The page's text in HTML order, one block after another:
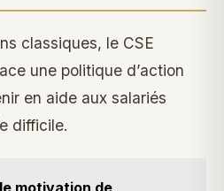
classiques, le CSE
une politique d’action
en aide aux salariés
difficile.